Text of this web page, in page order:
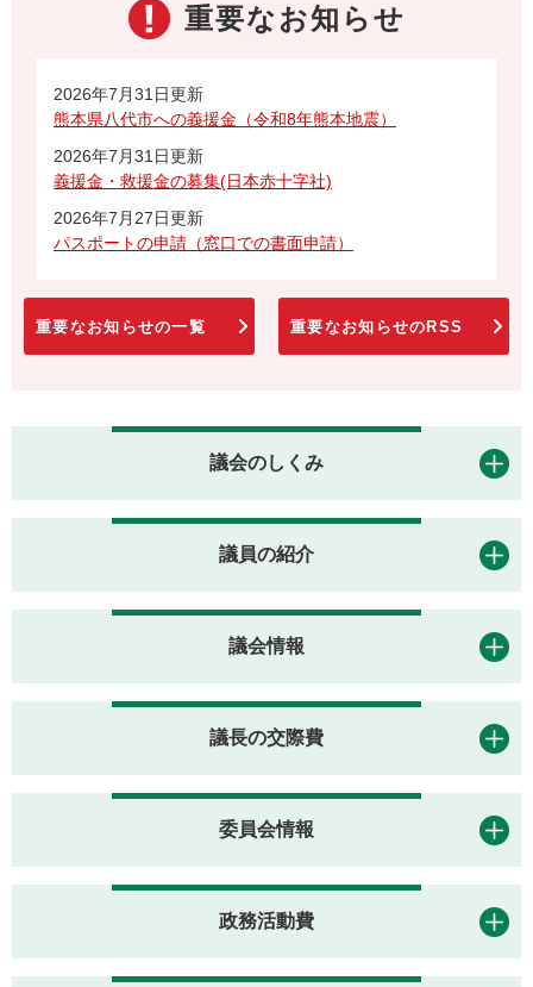
重要なお知らせ
2026年7月31日更新
熊本県八代市への義援金（令和8年熊本地震）
2026年7月31日更新
義援金・救援金の募集(日本赤十字社)
2026年7月27日更新
パスポートの申請（窓口での書面申請）
重要なお知らせの一覧 重要なお知らせのRSS
議会のしくみ
議員の紹介
議会情報
議長の交際費
委員会情報
政務活動費